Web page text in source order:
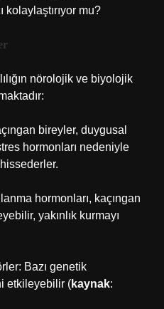
kolaylaştırıyor mu?
nörolojik ve biyolojik
bireyler, duygusal
hormonları nedeniyle
hormonları, kaçıngan
yakınlık kurmayı
Bazı genetik
etkileyebilir (kaynak: